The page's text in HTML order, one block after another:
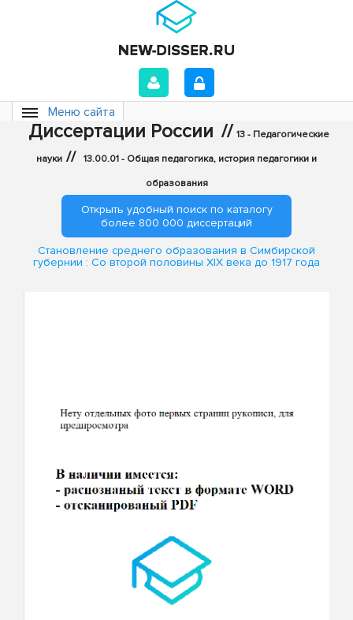
Меню сайта
Диссертации России // 13 - Педагогические
науки // 13.00.01 - Общая педагогика, история педагогики и
образования
Открыть удобный поиск по каталогу
более 800 000 диссертаций
Становление среднего образования в Симбирской
губернии : Со второй половины XIX века до 1917 года